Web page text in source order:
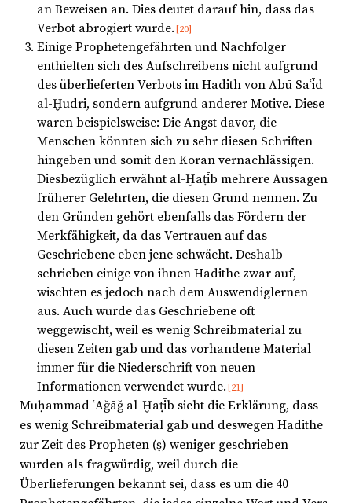
an Beweisen an. Dies deutet darauf hin, dass das
Verbot abrogiert wurde. [20]
Einige Prophetengefährten und Nachfolger
enthielten sich des Aufschreibens nicht aufgrund
des überlieferten Verbots im Hadith von Abū Saʿīd
al-Ḫudrī, sondern aufgrund anderer Motive. Diese
waren beispielsweise: Die Angst davor, die
Menschen könnten sich zu sehr diesen Schriften
hingeben und somit den Koran vernachlässigen.
Diesbezüglich erwähnt al-Ḫaṭīb mehrere Aussagen
früherer Gelehrten, die diesen Grund nennen. Zu
den Gründen gehört ebenfalls das Fördern der
Merkfähigkeit, da das Vertrauen auf das
Geschriebene eben jene schwächt. Deshalb
schrieben einige von ihnen Hadithe zwar auf,
wischten es jedoch nach dem Auswendiglernen
aus. Auch wurde das Geschriebene oft
weggewischt, weil es wenig Schreibmaterial zu
diesen Zeiten gab und das vorhandene Material
immer für die Niederschrift von neuen
Informationen verwendet wurde. [21]
Muḥammad ʿAǧāǧ al-Ḫaṭīb sieht die Erklärung, dass
es wenig Schreibmaterial gab und deswegen Hadithe
zur Zeit des Propheten (ṣ) weniger geschrieben
wurden als fragwürdig, weil durch die
Überlieferungen bekannt sei, dass es um die 40